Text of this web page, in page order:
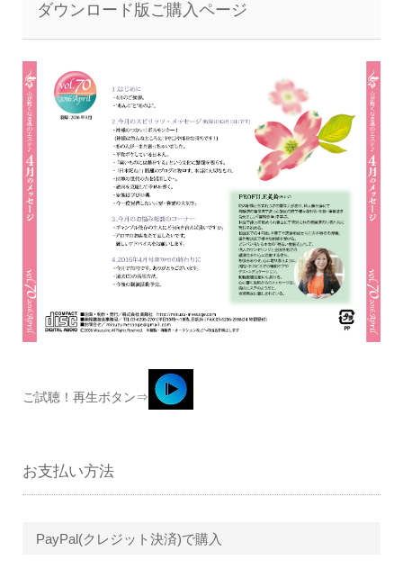
ダウンロード版ご購入ページ
ご試聴！再生ボタン⇒
お支払い方法
PayPal(クレジット決済)で購入